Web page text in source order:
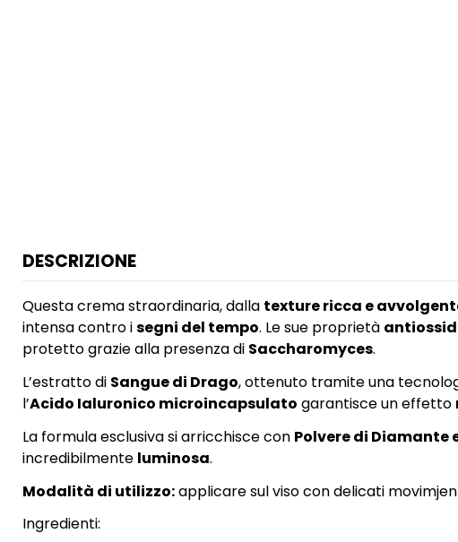
DESCRIZIONE
Questa crema straordinaria, dalla texture ricca e
intensa contro isegni del tempo. Le sue proprietà
protetto grazie alla presenza di Saccharomyces.
L’estratto di Sangue di Drago, ottenuto tramite una
l’Acido Ialuronico microincapsulato garantisce un effetto
La formula esclusiva si arricchisce con Polvere di Diamante
incredibilmente luminosa.
Modalità di utilizzo:applicare sul viso con delicati
Ingredienti: